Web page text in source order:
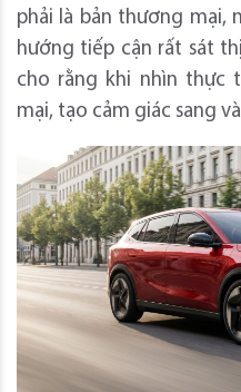
phải là bản thương mại,
hướng tiếp cận rất sát
cho rằng khi nhìn thực
mại, tạo cảm giác sang